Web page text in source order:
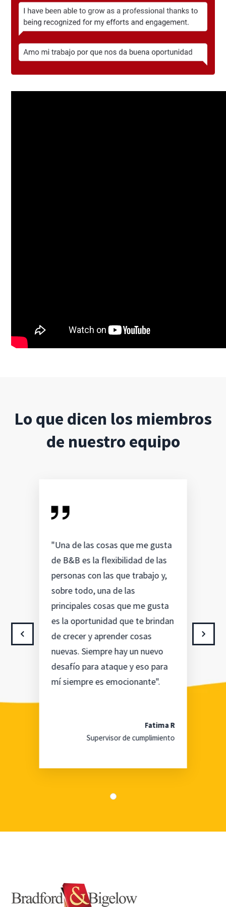
Lo que dicen los miembros
de nuestro equipo
"Una de las cosas que me gusta
de B&B es la flexibilidad de las
personas con las que trabajo y,
sobre todo, una de las
principales cosas que me gusta
es la oportunidad que te brindan
de crecer y aprender cosas
nuevas. Siempre hay un nuevo
desafío para ataque y eso para
mí siempre es emocionante".
Fatima R
Supervisor de cumplimiento